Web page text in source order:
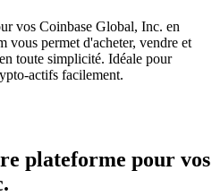
vos Coinbase Global, Inc. en
permet d'acheter, vendre et
toute simplicité. Idéale pour
actifs facilement.
plateforme pour vos